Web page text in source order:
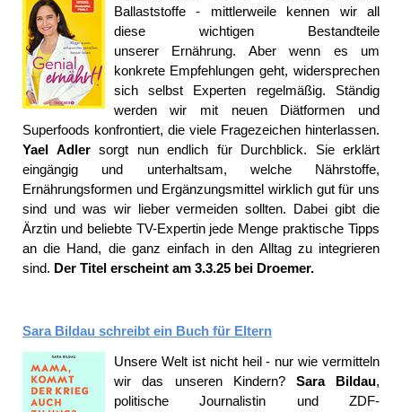
Ballaststoffe - mittlerweile kennen wir all
diese wichtigen Bestandteile
unserer Ernährung. Aber wenn es um
konkrete Empfehlungen geht, widersprechen
sich selbst Experten regelmäßig. Ständig
werden wir mit neuen Diätformen und
Superfoods konfrontiert, die viele Fragezeichen hinterlassen.
Yael Adlersorgt nun endlich für Durchblick. Sie erklärt
eingängig und unterhaltsam, welche Nährstoffe,
Ernährungsformen und Ergänzungsmittel wirklich gut für uns
sind und was wir lieber vermeiden sollten. Dabei gibt die
Ärztin und beliebte TV-Expertin jede Menge praktische Tipps
an die Hand, die ganz einfach in den Alltag zu integrieren
sind. Der Titel erscheint am 3.3.25 bei Droemer.
Sara Bildau schreibt ein Buch für Eltern
Unsere Welt ist nicht heil - nur wie vermitteln
wir das unseren Kindern? Sara Bildau,
politische Journalistin und ZDF-